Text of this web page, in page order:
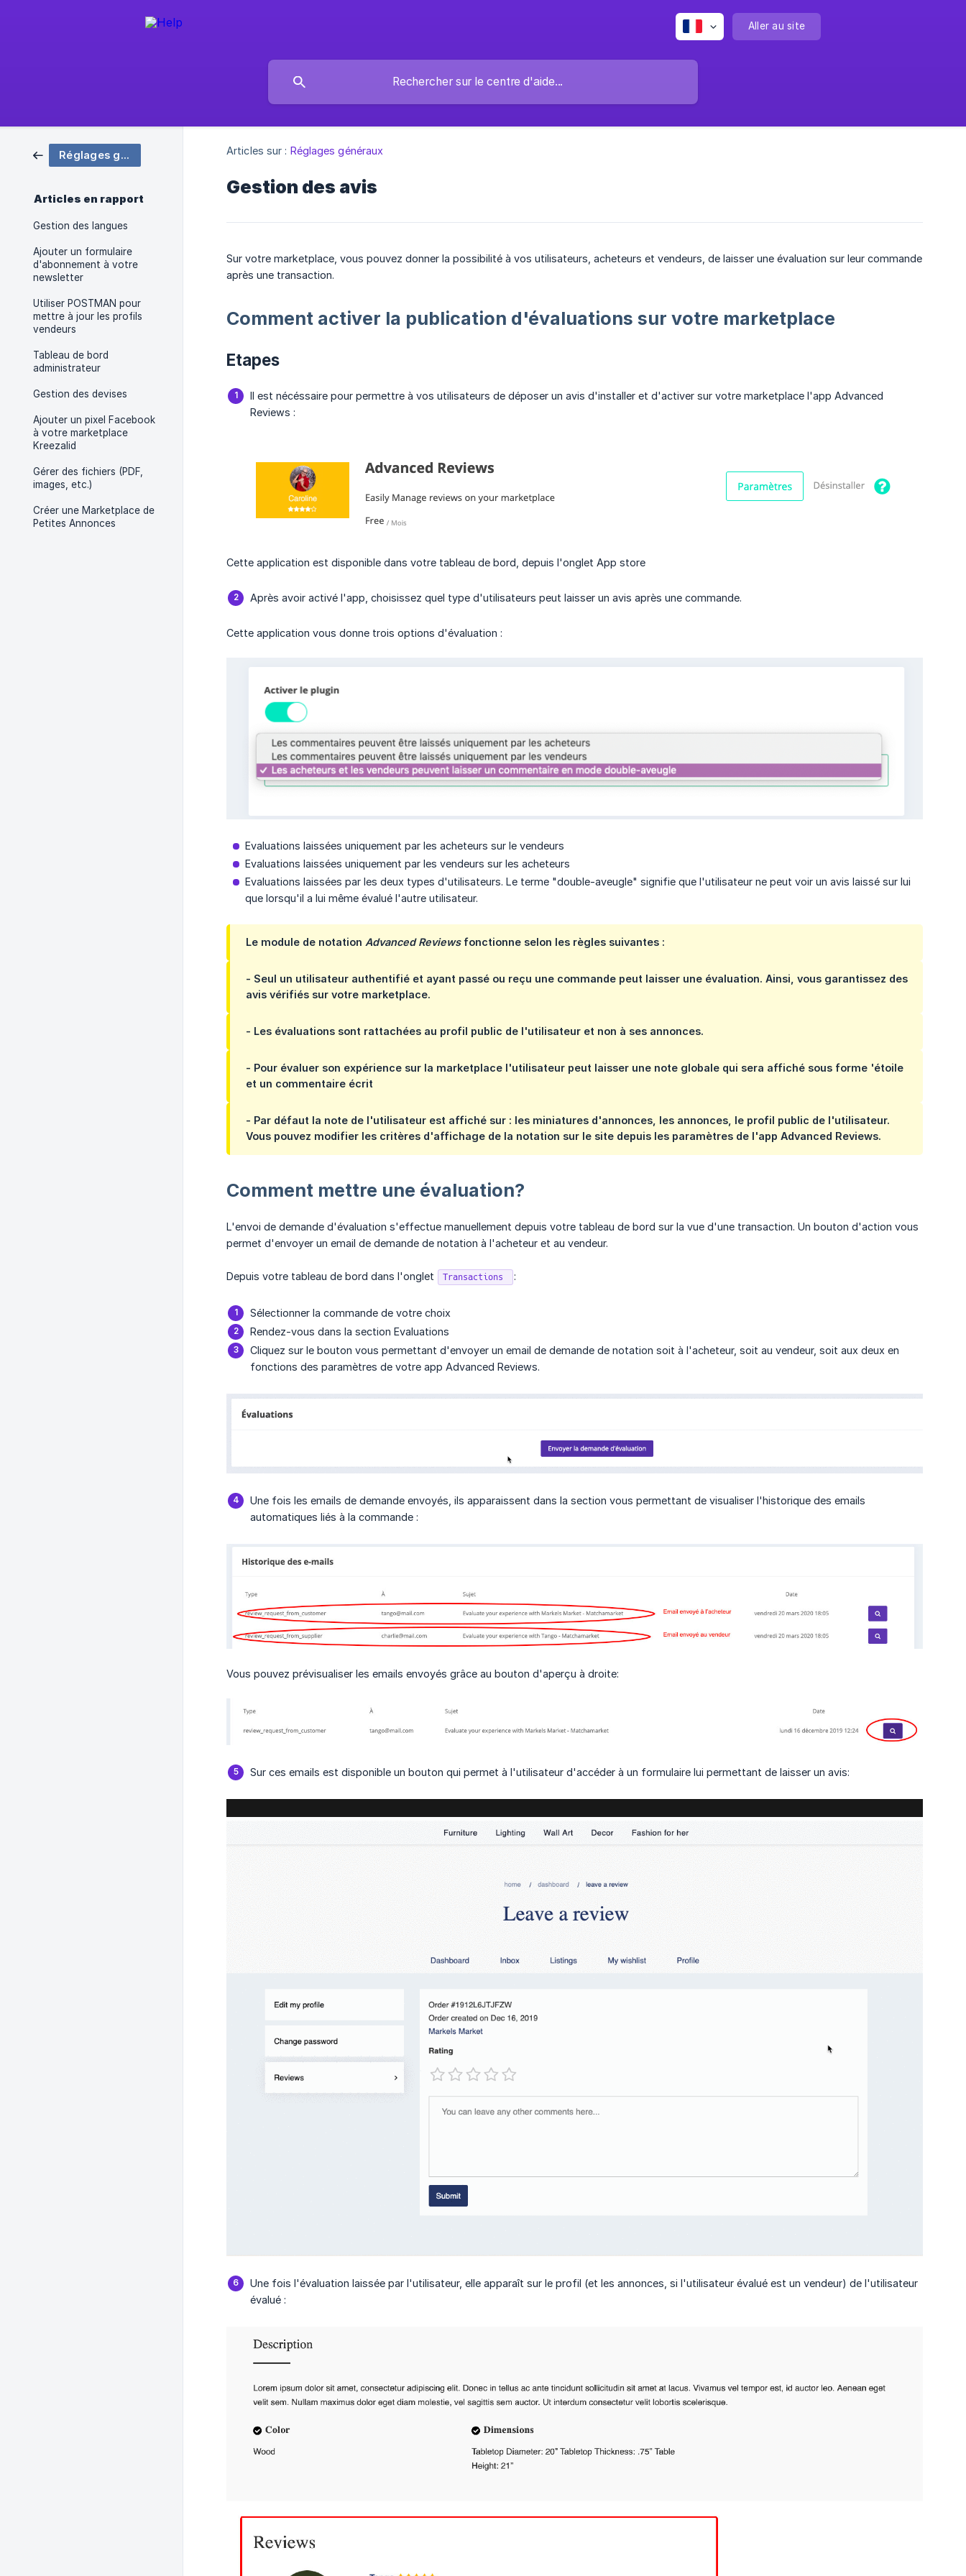
Aller au site
Réglages généraux
Articles en rapport
Gestion des langues
Ajouter un formulaire
d'abonnement à votre
newsletter
Utiliser POSTMAN pour
mettre à jour les profils
vendeurs
Tableau de bord
administrateur
Gestion des devises
Ajouter un pixel Facebook
à votre marketplace
Kreezalid
Gérer des fichiers (PDF,
images, etc.)
Créer une Marketplace de
Petites Annonces
Articles sur : Réglages généraux
Gestion des avis
Sur votre marketplace, vous pouvez donner la possibilité à vos utilisateurs, acheteurs et vendeurs, de laisser une évaluation sur leur commande
après une transaction.
Comment activer la publication d'évaluations sur votre marketplace
Etapes
Il est nécéssaire pour permettre à vos utilisateurs de déposer un avis d'installer et d'activer sur votre marketplace l'app Advanced
Reviews :
Cette application est disponible dans votre tableau de bord, depuis l'onglet App store
Après avoir activé l'app, choisissez quel type d'utilisateurs peut laisser un avis après une commande.
Cette application vous donne trois options d'évaluation :
Evaluations laissées uniquement par les acheteurs sur le vendeurs
Evaluations laissées uniquement par les vendeurs sur les acheteurs
Evaluations laissées par les deux types d'utilisateurs. Le terme "double-aveugle" signifie que l'utilisateur ne peut voir un avis laissé sur lui
que lorsqu'il a lui même évalué l'autre utilisateur.
Le module de notation Advanced Reviewsfonctionne selon les règles suivantes :
- Seul un utilisateur authentifié et ayant passé ou reçu une commande peut laisser une évaluation. Ainsi, vous garantissez des
avis vérifiés sur votre marketplace.
- Les évaluations sont rattachées au profil public de l'utilisateur et non à ses annonces.
- Pour évaluer son expérience sur la marketplace l'utilisateur peut laisser une note globale qui sera affiché sous forme 'étoile
et un commentaire écrit
- Par défaut la note de l'utilisateur est affiché sur : les miniatures d'annonces, les annonces, le profil public de l'utilisateur.
Vous pouvez modifier les critères d'affichage de la notation sur le site depuis les paramètres de l'app Advanced Reviews.
Comment mettre une évaluation?
L'envoi de demande d'évaluation s'effectue manuellement depuis votre tableau de bord sur la vue d'une transaction. Un bouton d'action vous
permet d'envoyer un email de demande de notation à l'acheteur et au vendeur.
Depuis votre tableau de bord dans l'onglet Transactions :
Sélectionner la commande de votre choix
Rendez-vous dans la section Evaluations
Cliquez sur le bouton vous permettant d'envoyer un email de demande de notation soit à l'acheteur, soit au vendeur, soit aux deux en
fonctions des paramètres de votre app Advanced Reviews.
Une fois les emails de demande envoyés, ils apparaissent dans la section vous permettant de visualiser l'historique des emails
automatiques liés à la commande :
Vous pouvez prévisualiser les emails envoyés grâce au bouton d'aperçu à droite:
Sur ces emails est disponible un bouton qui permet à l'utilisateur d'accéder à un formulaire lui permettant de laisser un avis:
Une fois l'évaluation laissée par l'utilisateur, elle apparaît sur le profil (et les annonces, si l'utilisateur évalué est un vendeur) de l'utilisateur
évalué :